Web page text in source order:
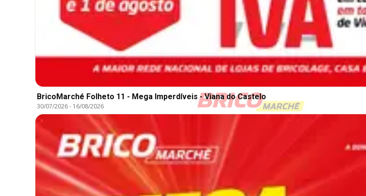
BricoMarché Folheto 11 - Mega Imperdíveis - Viana do Castelo
30/07/2026- 16/08/2026